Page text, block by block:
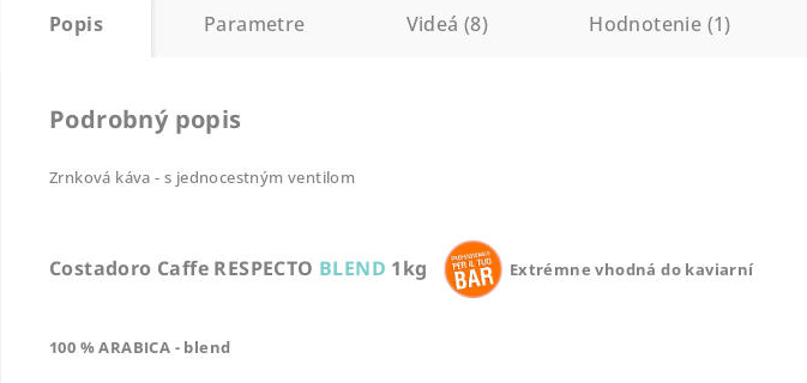
Popis Parametre Videá (8) Hodnotenie (1)
Podrobný popis
Zrnková káva - s jednocestným ventilom
Costadoro Caffe RESPECTO BLEND 1kg Extrémne vhodná do kaviarní
100 % ARABICA - blend